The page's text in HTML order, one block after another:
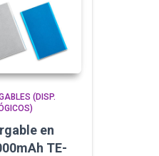
(DISP.
en
TE-